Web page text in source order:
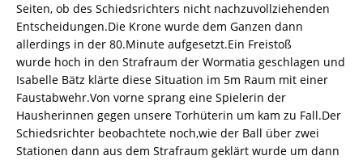
Seiten, ob des Schiedsrichters nicht nachzuvollziehenden
Entscheidungen.Die Krone wurde dem Ganzen dann
allerdings in der 80.Minute aufgesetzt.Ein Freistoß
wurde hoch in den Strafraum der Wormatia geschlagen und
Isabelle Bätz klärte diese Situation im 5m Raum mit einer
Faustabwehr.Von vorne sprang eine Spielerin der
Hausherinnen gegen unsere Torhüterin um kam zu Fall.Der
Schiedsrichter beobachtete noch,wie der Ball über zwei
Stationen dann aus dem Strafraum geklärt wurde um dann